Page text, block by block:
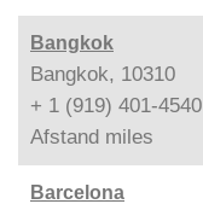
Bangkok
Bangkok, 10310
+ 1 (919) 401-4540
Afstand miles
Barcelona